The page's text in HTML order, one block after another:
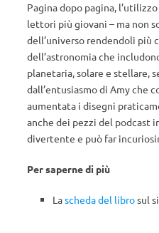
Pagina dopo pagina,
lettori più giovani – ma non
dell’universo rendendoli più
dell’astronomia che
planetaria, solare e stellare,
dall’entusiasmo di Amy che
aumentata i disegni
anche dei pezzi del podcast
divertente e può far
Per saperne di più
Lascheda del librosul